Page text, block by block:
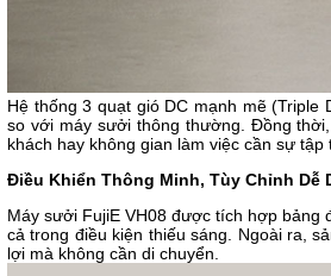
Hệ thống 3 quạt gió DC mạnh mẽ
so với máy sưởi thông thường. Đồng
khách hay không gian làm việc cần sự tập
Điều Khiển Thông Minh, Tùy Chỉnh Dễ
Máy sưởi FujiE VH08 được tích hợp bảng
cả trong điều kiện thiếu sáng. Ngoài ra,
lợi mà không cần di chuyển.